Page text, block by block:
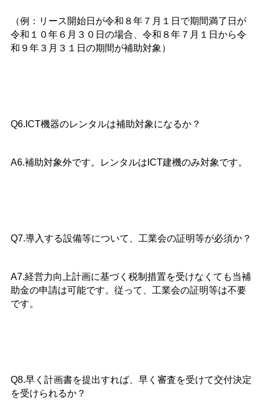
（例：リース開始日が令和８年７月１日で期間満了日が
令和１０年６月３０日の場合、令和８年７月１日から令
和９年３月３１日の期間が補助対象）
Q6.ICT機器のレンタルは補助対象になるか？
A6.補助対象外です。レンタルはICT建機のみ対象です。
Q7.導入する設備等について、工業会の証明等が必須か？
A7.経営力向上計画に基づく税制措置を受けなくても当補
助金の申請は可能です。従って、工業会の証明等は不要
です。
Q8.早く計画書を提出すれば、早く審査を受けて交付決定
を受けられるか？